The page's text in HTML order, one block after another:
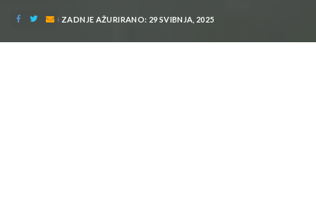
ZADNJE AŽURIRANO: 29 SVIBNJA, 2025